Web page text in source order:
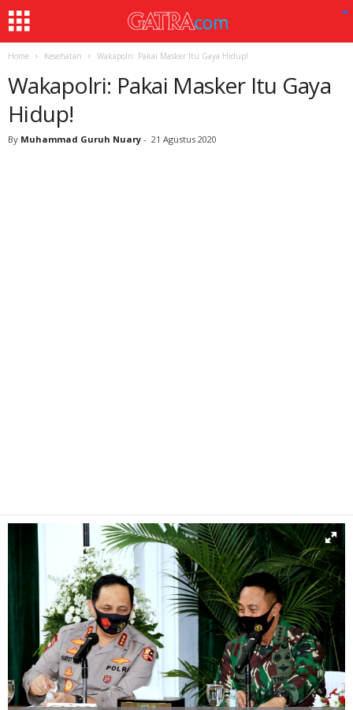
Home Kesehatan Wakapolri: Pakai Masker Itu Gaya Hidup!
Wakapolri: Pakai Masker Itu Gaya
Hidup!
By Muhammad Guruh Nuary - 21 Agustus 2020